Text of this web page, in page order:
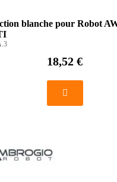
blanche pour Robot
18,52 €